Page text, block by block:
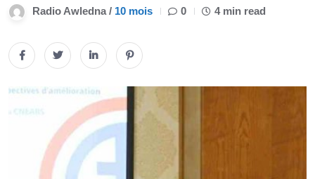
Radio Awledna / 10 mois 0 4 min read